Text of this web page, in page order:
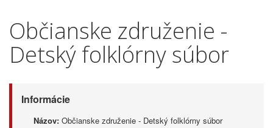
Občianske združenie -
Detský folklórny súbor
Informácie
Názov: Občianske združenie - Detský folklórny súbor